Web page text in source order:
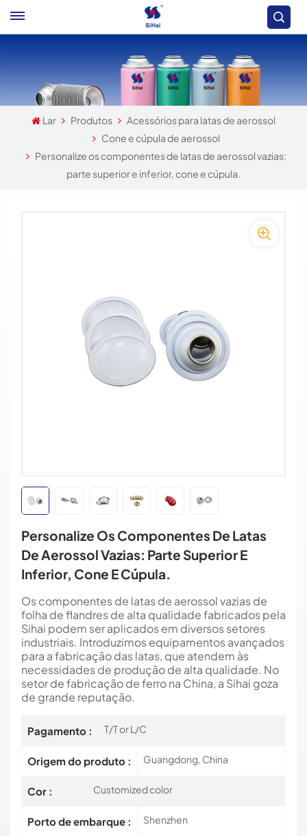
Lar Produtos
Acessórios para latas de aerossol
Cone e cúpula de aerossol
Personalize os componentes de latas de aerossol vazias:
parte superior e inferior, cone e cúpula.
Personalize Os Componentes De Latas
De Aerossol Vazias: Parte Superior E
Inferior, Cone E Cúpula.
Os componentes de latas de aerossol vazias de
folha de flandres de alta qualidade fabricados pela
Sihai podem ser aplicados em diversos setores
industriais. Introduzimos equipamentos avançados
para a fabricação das latas, que atendem às
necessidades de produção de alta qualidade. No
setor de fabricação de ferro na China, a Sihai goza
de grande reputação.
Pagamento : T/T or L/C
Origem do produto : Guangdong, China
Cor : Customized color
Porto de embarque : Shenzhen